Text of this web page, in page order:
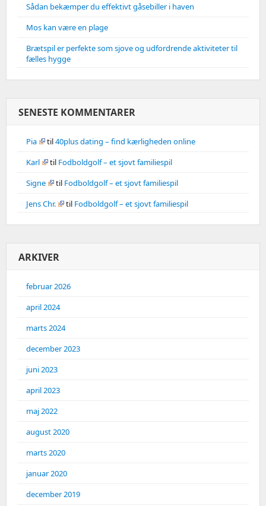
Sådan bekæmper du effektivt gåsebiller i haven
Mos kan være en plage
Brætspil er perfekte som sjove og udfordrende aktiviteter til
fælles hygge
SENESTE KOMMENTARER
Pia til40plus dating – find kærligheden online
Karl
til Fodboldgolf – et sjovt familiespil
Signe
til Fodboldgolf – et sjovt familiespil
Jens Chr.
til Fodboldgolf – et sjovt familiespil
ARKIVER
februar 2026
april 2024
marts 2024
december 2023
juni 2023
april 2023
maj 2022
august 2020
marts 2020
januar 2020
december 2019